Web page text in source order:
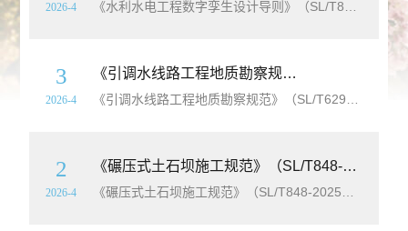
2026-4
3
2026-4
《引调水线路工程地质勘察规范》（SL/T629-2025）【全文附高清无水印PDF+Word版下载】
2
2026-4
《碾压式土石坝施工规范》（SL/T848-2025）【全文附高清无水印PDF+Word版下载】